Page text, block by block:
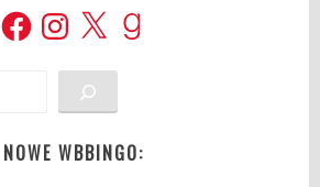
FacebookInstagram
X Goodreads
NOWE WBBINGO: